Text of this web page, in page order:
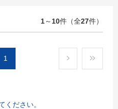
1～ 10件（全27件）
1
ください。